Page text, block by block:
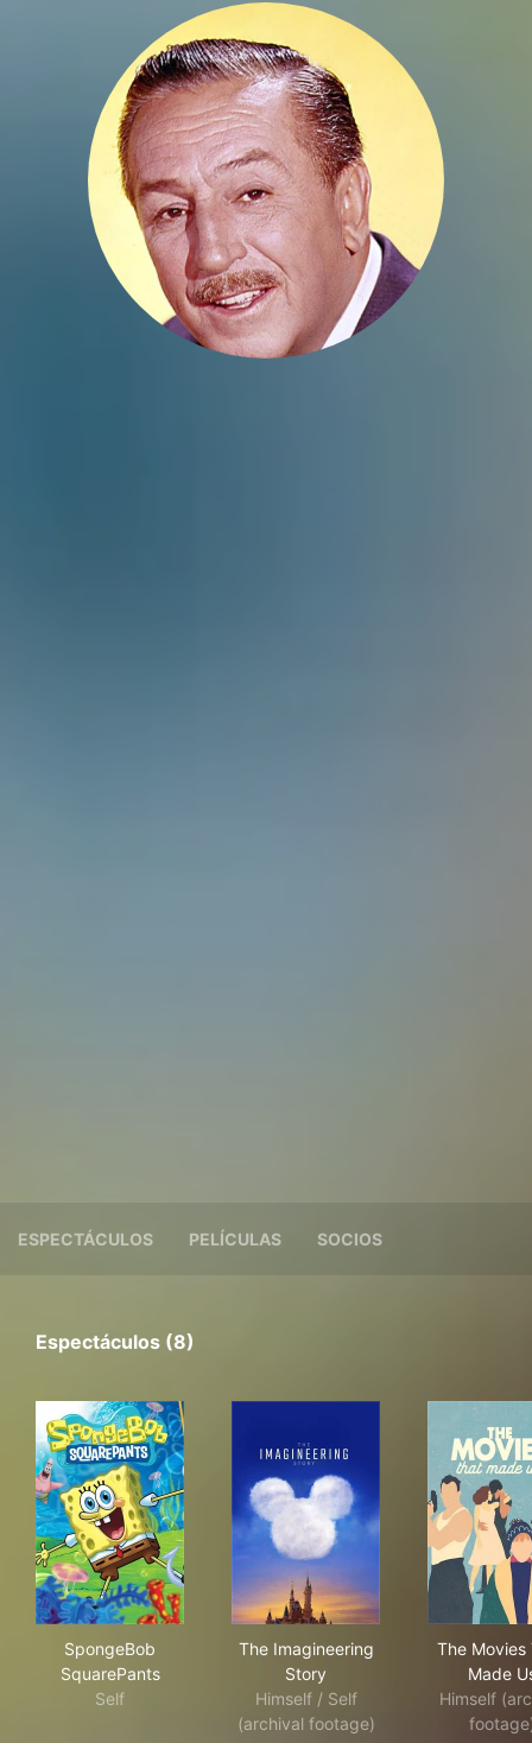
ESPECTÁCULOS PELÍCULAS SOCIOS
Espectáculos (8)
SpongeBob
SquarePants
Self
The Imagineering
Story
Himself / Self
(archival footage)
The Movies
Made
Himself